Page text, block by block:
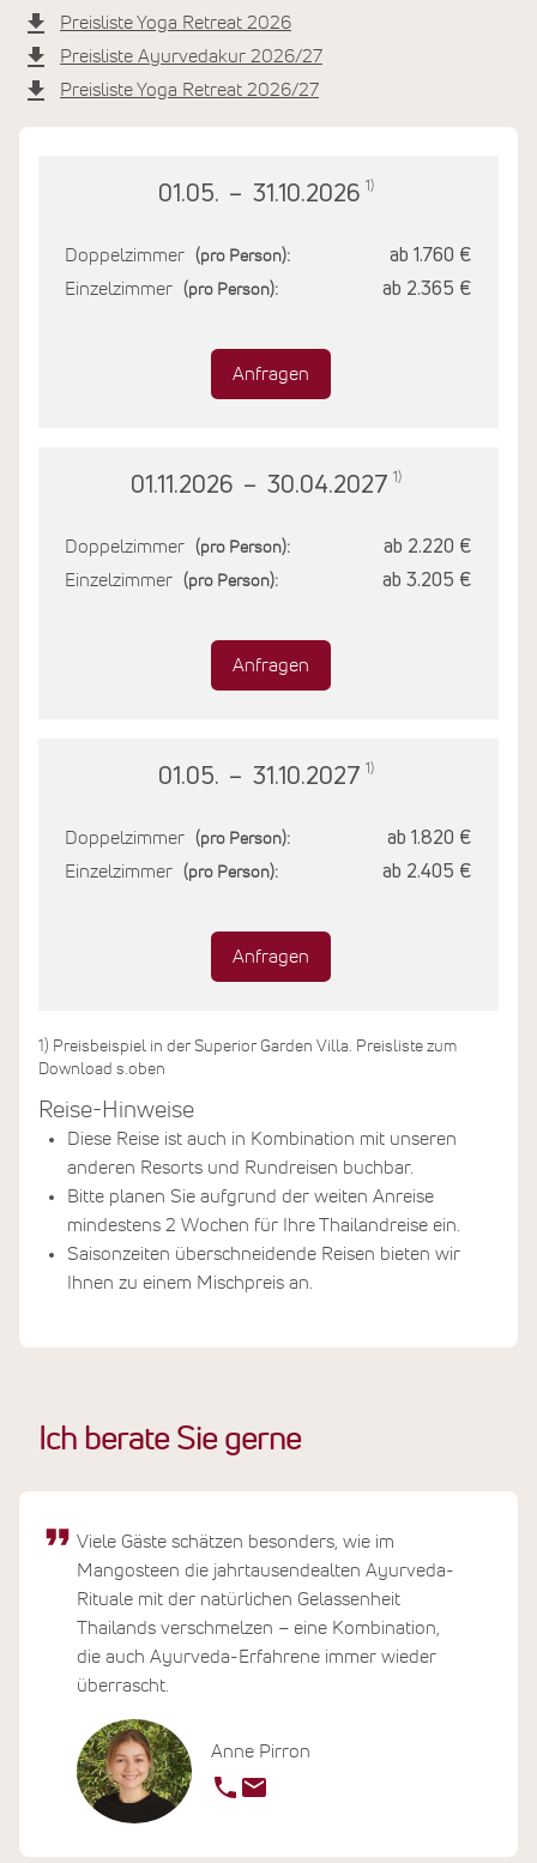
Preisliste Yoga Retreat 2026
Preisliste Ayurvedakur 2026/27
Preisliste Yoga Retreat 2026/27
01.05. – 31.10.2026 1)
Doppelzimmer (pro Person):
ab 1.760 €
Einzelzimmer
(pro Person): ab 2.365 €
Anfragen
01.11.2026 – 30.04.2027 1)
Doppelzimmer (pro Person):
ab 2.220 €
Einzelzimmer
(pro Person): ab 3.205 €
Anfragen
01.05. – 31.10.2027 1)
Doppelzimmer (pro Person):
ab 1.820 €
Einzelzimmer
(pro Person): ab 2.405 €
Anfragen
1) Preisbeispiel in der Superior Garden Villa. Preisliste zum
Download s.oben
Reise-Hinweise
Diese Reise ist auch in Kombination mit unseren
anderen Resorts und Rundreisen buchbar.
Bitte planen Sie aufgrund der weiten Anreise
mindestens 2 Wochen für Ihre Thailandreise ein.
Saisonzeiten überschneidende Reisen bieten wir
Ihnen zu einem Mischpreis an.
Ich berate Sie gerne
Anne Pirron
Viele Gäste schätzen besonders, wie im
Mangosteen die jahrtausendealten Ayurveda-
Rituale mit der natürlichen Gelassenheit
Thailands verschmelzen – eine Kombination,
die auch Ayurveda-Erfahrene immer wieder
überrascht.